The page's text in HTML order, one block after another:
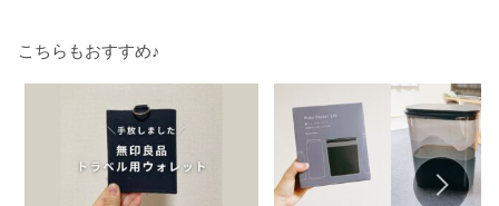
こちらもおすすめ♪